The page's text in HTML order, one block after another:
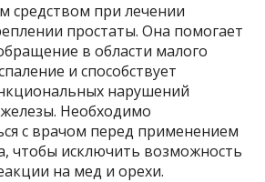
средством при лечении
простаты. Она помогает
в области малого
и способствует
нарушений
Необходимо
с врачом перед применением
чтобы исключить возможность
на мед и орехи.